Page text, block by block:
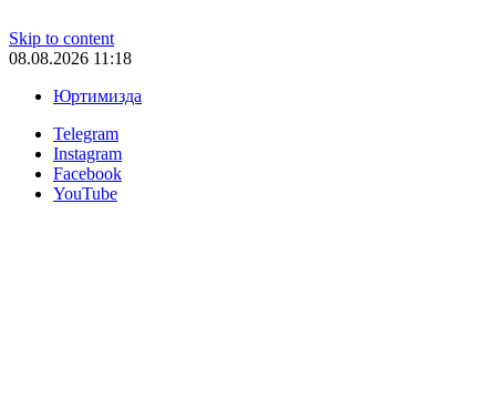
Skip to content
08.08.2026 11:18
Юртимизда
Telegram
Instagram
Facebook
YouTube